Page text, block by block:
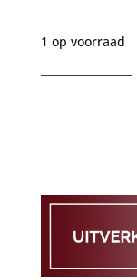
1 op voorraad